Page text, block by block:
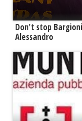
Don't stop
Alessandro